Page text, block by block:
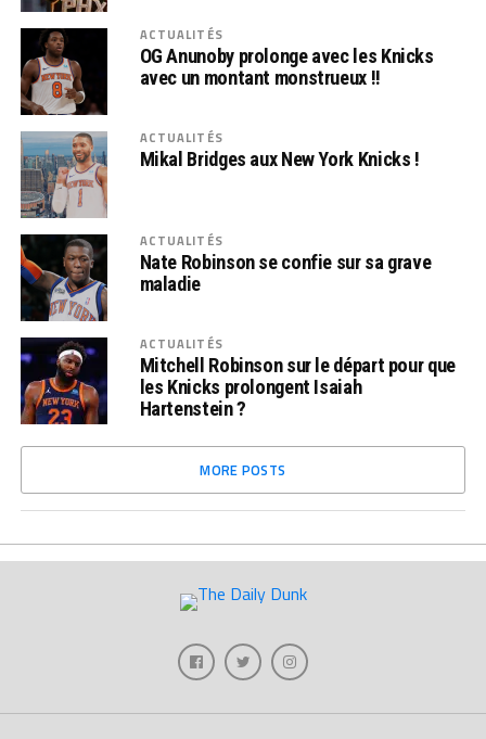
ACTUALITÉS
OG Anunoby prolonge avec les Knicks
avec un montant monstrueux !!
ACTUALITÉS
Mikal Bridges aux New York Knicks !
ACTUALITÉS
Nate Robinson se confie sur sa grave
maladie
ACTUALITÉS
Mitchell Robinson sur le départ pour que
les Knicks prolongent Isaiah
Hartenstein ?
MORE POSTS